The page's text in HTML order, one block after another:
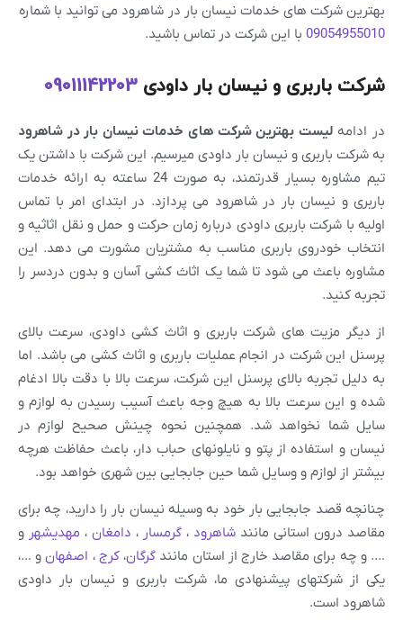
بهترین شرکت های خدمات نیسان بار در شاهرود می توانید با شماره
09054955010 با این شرکت در تماس باشید.
شرکت باربری و نیسان بار داودی 09011142203
در ادامهلیست بهترین شرکت های خدمات نیسان بار در شاهرود
به شرکت باربری و نیسان بار داودی میرسیم. این شرکت با داشتن یک
تیم مشاوره بسیار قدرتمند، به صورت 24 ساعته به ارائه خدمات
باربری و نیسان بار در شاهرود می پردازد. در ابتدای امر با تماس
اولیه با شرکت باربری داودی درباره زمان حرکت و حمل و نقل اثاثیه و
انتخاب خودروی باربری مناسب به مشتریان مشورت می دهد. این
مشاوره باعث می شود تا شما یک اثاث کشی آسان و بدون دردسر را
تجربه کنید.
از دیگر مزیت های شرکت باربری و اثاث کشی داودی، سرعت بالای
پرسنل این شرکت در انجام عملیات باربری و اثاث کشی می باشد. اما
به دلیل تجربه بالای پرسنل این شرکت، سرعت بالا با دقت بالا ادغام
شده و این سرعت بالا به هیچ وجه باعث آسیب رسیدن به لوازم و
سایل شما نخواهد شد. همچنین نحوه چینش صحیح لوازم در
نیسان و استفاده از پتو و نایلونهای حباب دار، باعث حفاظت هرچه
بیشتر از لوازم و وسایل شما حین جابجایی بین شهری خواهد بود.
چنانچه قصد جابجایی بار خود به وسیله نیسان بار را دارید، چه برای
مقاصد درون استانی مانند شاهرود ، گرمسار ، دامغان ، مهدیشهر و
…. و چه برای مقاصد خارج از استان مانند گرگان،کرج، اصفهان و …،
یکی از شرکتهای پیشنهادی ما، شرکت باربری و نیسان بار داودی
شاهرود است.